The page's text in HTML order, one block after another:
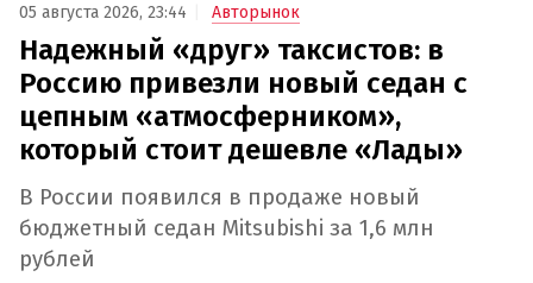
05 августа 2026, 23:44 Авторынок
Надежный «друг» таксистов: в
Россию привезли новый седан с
цепным «атмосферником»,
который стоит дешевле «Лады»
В России появился в продаже новый
бюджетный седан Mitsubishi за 1,6 млн
рублей